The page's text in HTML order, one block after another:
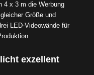
4 x 3 m die Werbung
Größe und
LED-Videowände für
exzellent